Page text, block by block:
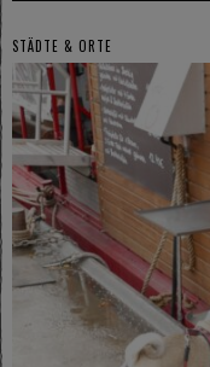
STÄDTE & ORTE